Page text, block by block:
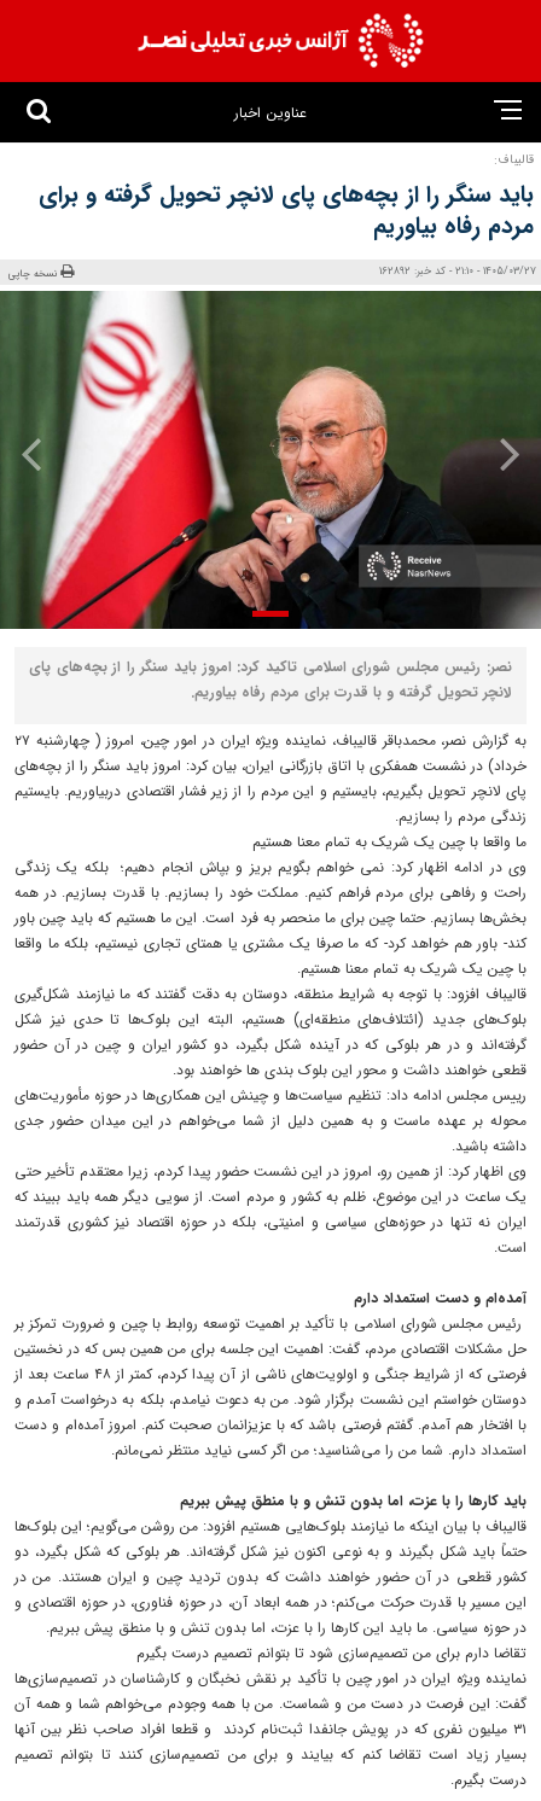
عناوین اخبار
قالیباف:
باید سنگر را از بچه‌های پای لانچر تحویل گرفته و برای
مردم رفاه بیاوریم
1405/03/27 - 21:10 - کد خبر: 162892 نسخه چاپی
نصر: رئیس مجلس شورای اسلامی تاکید کرد: امروز باید سنگر را از بچه‌های پای
لانچر تحویل گرفته و با قدرت برای مردم رفاه بیاوریم.
به گزارش نصر، محمدباقر قالیباف، نماینده ویژه ایران در امور چین، امروز ( چهارشنبه ۲۷
خرداد) در نشست همفکری با اتاق بازرگانی ایران، بیان کرد: امروز باید سنگر را از بچه‌های
پای لانچر تحویل بگیریم، بایستیم و این مردم را از زیر فشار اقتصادی دربیاوریم. بایستیم
زندگی مردم را بسازیم.
ما واقعا با چین یک شریک به تمام معنا هستیم
وی در ادامه اظهار کرد: نمی خواهم بگویم بریز و بپاش انجام دهیم؛ بلکه یک زندگی
راحت و رفاهی برای مردم فراهم کنیم. مملکت خود را بسازیم. با قدرت بسازیم. در همه
بخش‌ها بسازیم. حتما چین برای ما منحصر به فرد است. این ما هستیم که باید چین باور
کند- باور هم خواهد کرد- که ما صرفا یک مشتری یا همتای تجاری نیستیم، بلکه ما واقعا
با چین یک شریک به تمام معنا هستیم.
قالیباف افزود: با توجه به شرایط منطقه، دوستان به دقت گفتند که ما نیازمند شکل‌گیری
بلوک‌های جدید (ائتلاف‌های منطقه‌ای) هستیم، البته این بلوک‌ها تا حدی نیز شکل
گرفته‌اند و در هر بلوکی که در آینده شکل بگیرد، دو کشور ایران و چین در آن حضور
قطعی خواهند داشت و محور این بلوک بندی ها خواهند بود.
رییس مجلس ادامه داد: تنظیم سیاست‌ها و چینش این همکاری‌ها در حوزه مأموریت‌های
محوله بر عهده ماست و به همین دلیل از شما می‌خواهم در این میدان حضور جدی
داشته باشید.
وی اظهار کرد: از همین رو، امروز در این نشست حضور پیدا کردم، زیرا معتقدم تأخیر حتی
یک ساعت در این موضوع، ظلم به کشور و مردم است. از سویی دیگر همه باید ببیند که
ایران نه تنها در حوزه‌های سیاسی و امنیتی، بلکه در حوزه اقتصاد نیز کشوری قدرتمند
است.
آمده‌ام و دست استمداد دارم
رئیس مجلس شورای اسلامی با تأکید بر اهمیت توسعه روابط با چین و ضرورت تمرکز بر
حل مشکلات اقتصادی مردم، گفت: اهمیت این جلسه برای من همین بس که در نخستین
فرصتی که از شرایط جنگی و اولویت‌های ناشی از آن پیدا کردم، کمتر از ۴۸ ساعت بعد از
دوستان خواستم این نشست برگزار شود. من به دعوت نیامدم، بلکه به درخواست آمدم و
با افتخار هم آمدم. گفتم فرصتی باشد که با عزیزانمان صحبت کنم. امروز آمده‌ام و دست
استمداد دارم. شما من را می‌شناسید؛ من اگر کسی نیاید منتظر نمی‌مانم.
باید کارها را با عزت، اما بدون تنش و با منطق پیش ببریم
قالیباف با بیان اینکه ما نیازمند بلوک‌هایی هستیم افزود: من روشن می‌گویم؛ این بلوک‌ها
حتماً باید شکل بگیرند و به نوعی اکنون نیز شکل گرفته‌اند. هر بلوکی که شکل بگیرد، دو
کشور قطعی در آن حضور خواهند داشت که بدون تردید چین و ایران هستند. من در
این مسیر با قدرت حرکت می‌کنم؛ در همه ابعاد آن، در حوزه فناوری، در حوزه اقتصادی و
در حوزه سیاسی. ما باید این کارها را با عزت، اما بدون تنش و با منطق پیش ببریم.
تقاضا دارم برای من تصمیم‌سازی شود تا بتوانم تصمیم درست بگیرم
نماینده ویژه ایران در امور چین با تأکید بر نقش نخبگان و کارشناسان در تصمیم‌سازی‌ها
گفت: این فرصت در دست من و شماست. من با همه وجودم می‌خواهم شما و همه آن
۳۱ میلیون نفری که در پویش جانفدا ثبت‌نام کردند و قطعا افراد صاحب نظر بین آنها
بسیار زیاد است تقاضا کنم که بیایند و برای من تصمیم‌سازی کنند تا بتوانم تصمیم
درست بگیرم.